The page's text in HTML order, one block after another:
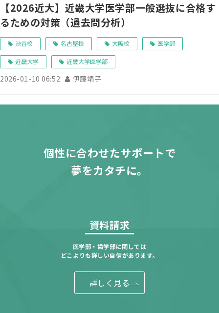
【2026近大】近畿大学医学部一般選抜に合格す
るための対策（過去問分析）
渋谷校 名古屋校 大阪校 医学部
近畿大学 近畿大学医学部
2026-01-10 06:52 伊藤靖子
個性に合わせたサポートで
夢をカタチに。
資料請求
医学部・歯学部に関しては
どこよりも詳しい自信があります。
詳しく見る